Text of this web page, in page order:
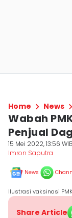
Home News
Wabah
Penjual
15 Mei 2022, 13:56 WIB
Imron Saputra
News
Ilustrasi vaksinasi
Share Article